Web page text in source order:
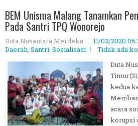
BEM Unisma Malang Tanamkan
Pada Santri TPQ Wonorejo
Duta Nusantara Merdeka 11/02/2020
Daerah, Santri, Sosialisasi
Tidak ada
Duta
kedua
acara
korupsi